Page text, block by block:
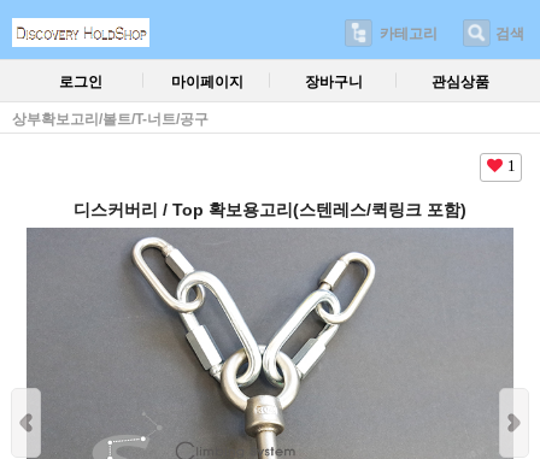
카테고리 검색
로그인 마이페이지 장바구니 관심상품
상부확보고리/볼트/T-너트/공구
1
디스커버리 / Top 확보용고리(스텐레스/퀵링크 포함)